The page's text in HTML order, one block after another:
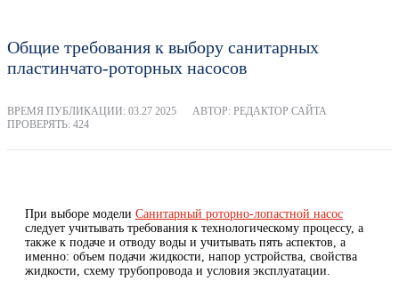
Общие требования к выбору санитарных
пластинчато-роторных насосов
ВРЕМЯ ПУБЛИКАЦИИ: 03.27 2025
АВТОР: РЕДАКТОР САЙТА
ПРОВЕРЯТЬ: 424
При выборе модели Санитарный роторно-лопастной насос
следует учитывать требования к технологическому процессу, а
также к подаче и отводу воды и учитывать пять аспектов, а
именно: объем подачи жидкости, напор устройства, свойства
жидкости, схему трубопровода и условия эксплуатации.